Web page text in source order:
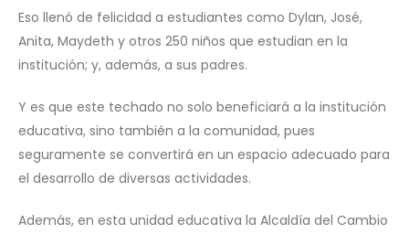
Eso llenó de felicidad a estudiantes como Dylan, José,
Anita, Maydeth y otros 250 niños que estudian en la
institución; y, además, a sus padres.
Y es que este techado no solo beneficiará a la institución
educativa, sino también a la comunidad, pues
seguramente se convertirá en un espacio adecuado para
el desarrollo de diversas actividades.
Además, en esta unidad educativa la Alcaldía del Cambio